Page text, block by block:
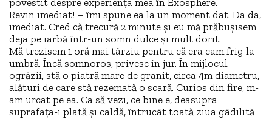
Revin imediat! – îmi spune ea la un moment dat. Da da,
imediat. Cred că trecură 2 minute și eu mă prăbușisem
deja pe iarbă într-un somn dulce și mult dorit.
Mă trezisem 1 oră mai târziu pentru că era cam frig la
umbră. Încă somnoros, privesc în jur. În mijlocul
ogrăzii, stă o piatră mare de granit, circa 4m diametru,
alături de care stă rezemată o scară. Curios din fire, m-
am urcat pe ea. Ca să vezi, ce bine e, deasupra
suprafața-i plată și caldă, întrucât toată ziua gâdilită